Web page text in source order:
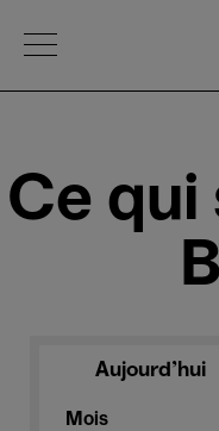
Open Menu
Ce qui
Aujourd'hui
Mois